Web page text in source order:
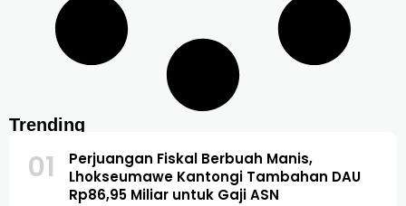
Trending
01
Perjuangan Fiskal Berbuah Manis,
Lhokseumawe Kantongi Tambahan DAU
Rp86,95 Miliar untuk Gaji ASN